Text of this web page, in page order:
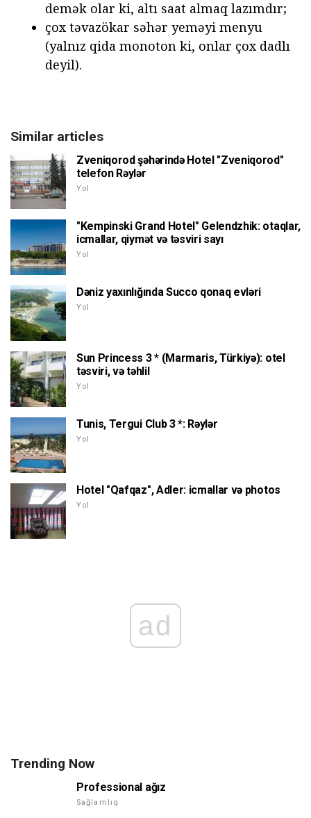
demək olar ki, altı saat almaq lazımdır;
çox təvazökar səhər yeməyi menyu
(yalnız qida monoton ki, onlar çox dadlı
deyil).
Similar articles
Zveniqorod şəhərində Hotel "Zveniqorod"
telefon Rəylər
Yol
"Kempinski Grand Hotel" Gelendzhik: otaqlar,
icmallar, qiymət və təsviri sayı
Yol
Dəniz yaxınlığında Succo qonaq evləri
Yol
Sun Princess 3 * (Marmaris, Türkiyə): otel
təsviri, və təhlil
Yol
Tunis, Tergui Club 3 *: Rəylər
Yol
Hotel "Qafqaz", Adler: icmallar və photos
Yol
ad
Trending Now
Professional ağız
Sağlamlıq